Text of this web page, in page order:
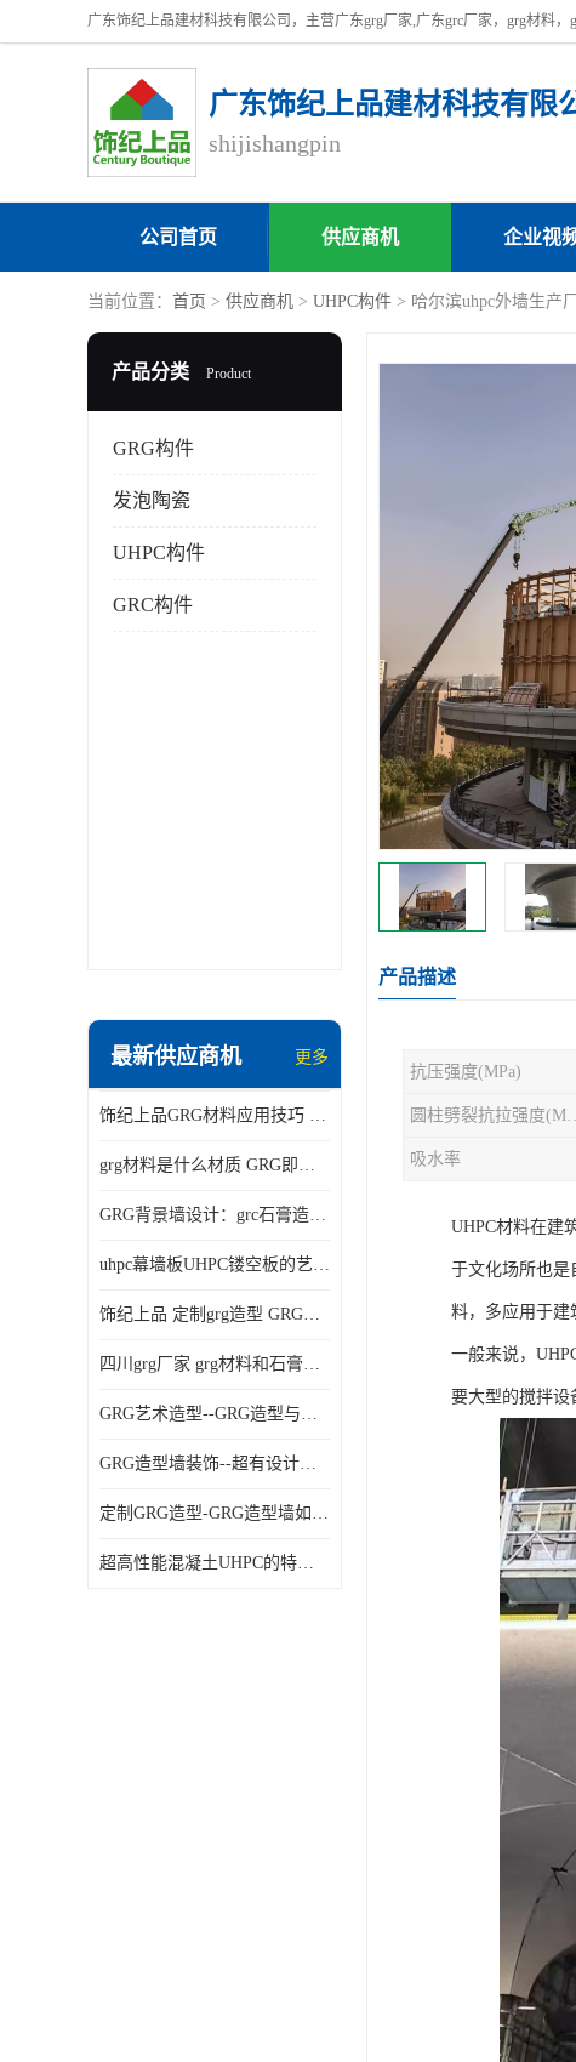
广东饰纪上品建材科技有限
shijishangpin
公司首页 供应商机 企业视
当前位置： 首页 > 供应商机 > UHPC构件 > 哈尔滨uhpc外墙生产
产品分类 Product
GRG构件
发泡陶瓷
UHPC构件
GRC构件
最新供应商机 更多
饰纪上品GRG材料应用技巧 如何在工程中实现装饰效果
grg材料是什么材质 GRG即玻璃纤维增强石膏
GRG背景墙设计：grc石膏造型的创意灵感集
uhpc幕墙板UHPC镂空板的艺术：UHPC材质的革新力量
饰纪上品 定制grg造型 GRG吊材料特性与厚度
四川grg厂家 grg材料和石膏的区别
GRG艺术造型--GRG造型与会展中心装饰空间的**碰撞
GRG造型墙装饰--超有设计感的网红打卡餐厅GRG造型墙面
定制GRG造型-GRG造型墙如何上颜色
超高性能混凝土UHPC的特点和UHPC技术要求
产品描述
抗压强度(MPa)
圆柱劈裂
吸水率
UHPC材料在建
于文化场所也是
料，多应用于建
一般来说，
要大型的搅拌设